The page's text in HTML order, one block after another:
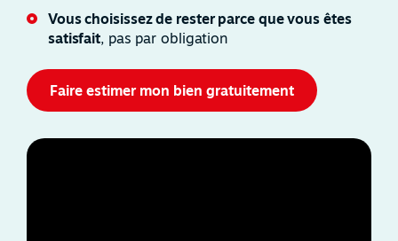
Vous choisissez de rester parce que vous êtes
satisfait, pas par obligation
Faire estimer mon bien gratuitement